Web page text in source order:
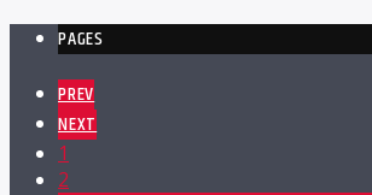
PAGES
PREV
NEXT
1
2